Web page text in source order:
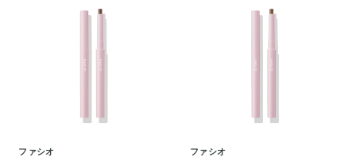
ファシオ ファシオ